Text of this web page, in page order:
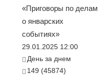
«Приговоры по делам
о январских
событиях»
29.01.2025 12:00
День за днем
149 (45874)